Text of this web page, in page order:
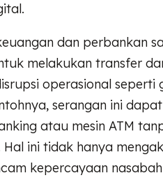
dan perbankan
melakukan transfer
operasional seperti
serangan ini
atau mesin ATM
ini tidak hanya
kepercayaan